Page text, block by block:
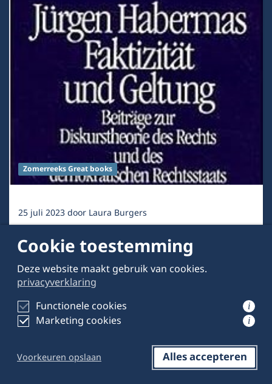
Opslaan Delen op LinkedIn Reageren
Zomerreeks Great books
25 juli 2023door Laura Burgers
Zomerreeks #3: Habermas’ Faktizität
und Geltung en de milieucrises
Cookie toestemming
Deze website maakt gebruik van cookies.
privacyverklaring
Functionele cookies
i
Marketing cookies i
Voorkeuren opslaan Alles accepteren